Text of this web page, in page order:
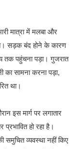
मात्रा में मलबा और
सड़क बंद होने के कारण
तक पहुंचना पड़ा। गुजरात
का सामना करना पड़ा,
था।
इस मार्ग पर लगातार
हो रहा है।
समुचित व्यवस्था नहीं किए